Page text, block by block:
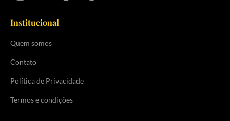
Institucional
Quem somos
Contato
Política de Privacidade
Termos e condições